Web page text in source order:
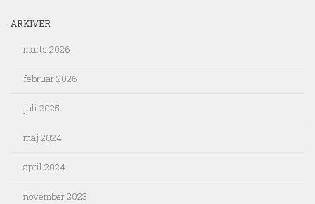
ARKIVER
marts 2026
februar 2026
juli 2025
maj 2024
april 2024
november 2023